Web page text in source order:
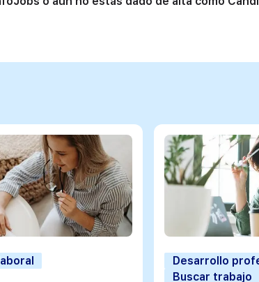
Desarrollo
Buscar trabajo